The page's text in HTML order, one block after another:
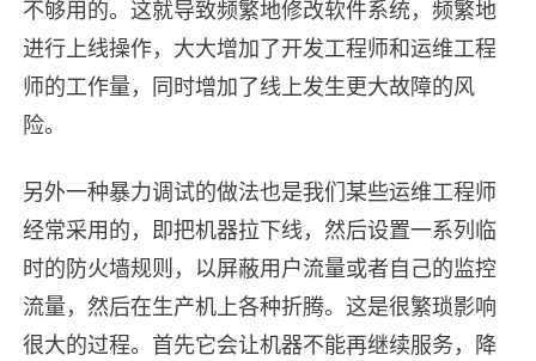
不够用的。这就导致频繁地修改软件系统，频繁地
进行上线操作，大大增加了开发工程师和运维工程
师的工作量，同时增加了线上发生更大故障的风
险。
另外一种暴力调试的做法也是我们某些运维工程师
经常采用的，即把机器拉下线，然后设置一系列临
时的防火墙规则，以屏蔽用户流量或者自己的监控
流量，然后在生产机上各种折腾。这是很繁琐影响
很大的过程。首先它会让机器不能再继续服务，降